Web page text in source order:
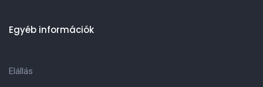
Egyéb információk
Elállás